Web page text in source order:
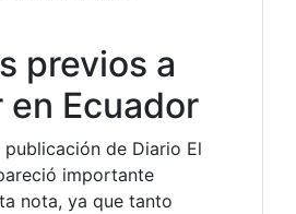
previos a
en Ecuador
de Diario El
importante
nota, ya que tanto